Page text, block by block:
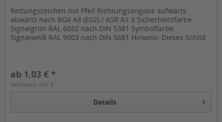
Rettungszeichen mit Pfeil Richtungsangabe aufwärts
abwärts nach BGV A8 (E02) / ASR A1.3 Sicherheitsfarbe:
Signalgrün RAL 6032 nach DIN 5381 Symbolfarbe:
Signalweiß RAL 9003 nach DIN 5681 Hinweis: Dieses Schild
ab 1,03 € *
Nettopreis: 0,87 €
Details